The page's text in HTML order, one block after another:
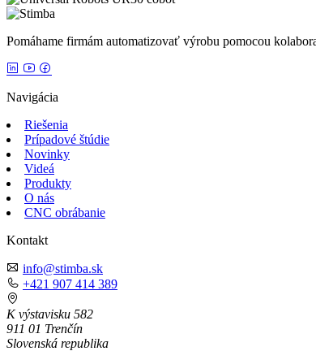
Pomáhame firmám automatizovať výrobu pomocou
Navigácia
Riešenia
Prípadové štúdie
Novinky
Videá
Produkty
O nás
CNC obrábanie
Kontakt
info@stimba.sk
+421 907 414 389
K výstavisku 582
911 01 Trenčín
Slovenská republika